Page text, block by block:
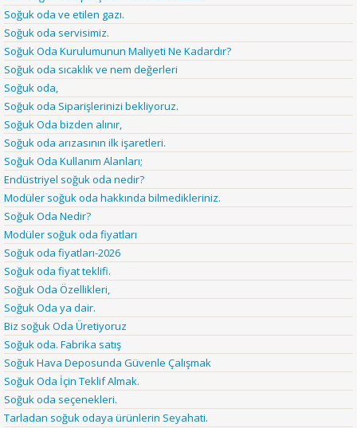
Soğuk oda ve etilen gazı.
Soğuk oda servisimiz.
Soğuk Oda Kurulumunun Maliyeti Ne Kadardır?
Soğuk oda sıcaklık ve nem değerleri
Soğuk oda,
Soğuk oda Siparişlerinizi bekliyoruz.
Soğuk Oda bizden alınır,
Soğuk oda arızasının ilk işaretleri.
Soğuk Oda Kullanım Alanları;
Endüstriyel soğuk oda nedir?
Modüler soğuk oda hakkında bilmedikleriniz.
Soğuk Oda Nedir?
Modüler soğuk oda fiyatları
Soğuk oda fiyatları-2026
Soğuk oda fiyat teklifi.
Soğuk Oda Özellikleri,
Soğuk Oda ya dair.
Biz soğuk Oda Üretiyoruz
Soğuk oda. Fabrika satış
Soğuk Hava Deposunda Güvenle Çalışmak
Soğuk Oda İçin Teklif Almak.
Soğuk oda seçenekleri.
Tarladan soğuk odaya ürünlerin Seyahati.